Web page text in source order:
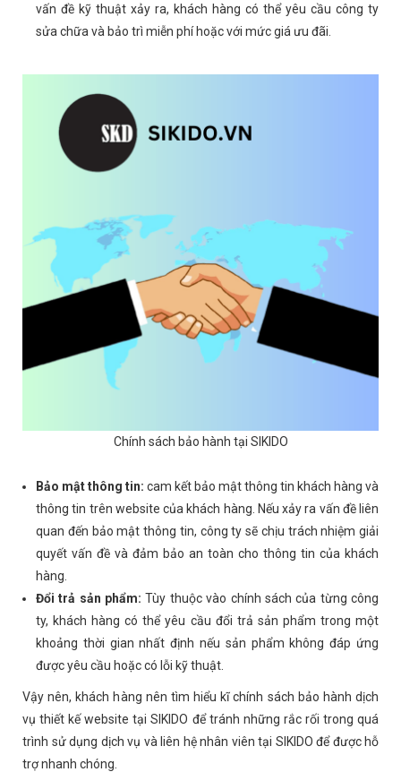
vấn đề kỹ thuật xảy ra, khách hàng có thể yêu cầu công ty
sửa chữa và bảo trì miễn phí hoặc với mức giá ưu đãi.
Chính sách bảo hành tại SIKIDO
Bảo mật thông tin: cam kết bảo mật thông tin khách hàng và
thông tin trên website của khách hàng. Nếu xảy ra vấn đề liên
quan đến bảo mật thông tin, công ty sẽ chịu trách nhiệm giải
quyết vấn đề và đảm bảo an toàn cho thông tin của khách
hàng.
Đổi trả sản phẩm: Tùy thuộc vào chính sách của từng công
ty, khách hàng có thể yêu cầu đổi trả sản phẩm trong một
khoảng thời gian nhất định nếu sản phẩm không đáp ứng
được yêu cầu hoặc có lỗi kỹ thuật.
Vậy nên, khách hàng nên tìm hiểu kĩ chính sách bảo hành dịch
vụ thiết kế website tại SIKIDO để tránh những rắc rối trong quá
trình sử dụng dịch vụ và liên hệ nhân viên tại SIKIDO để được hỗ
trợ nhanh chóng.